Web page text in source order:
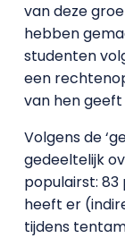
van deze
hebben
studenten
een
van hen
Volgens de
gedeeltelijk
populairst:
heeft er
tijdens